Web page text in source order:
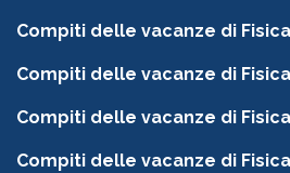
Compiti delle vacanze di
Compiti delle vacanze di
Compiti delle vacanze di
Compiti delle vacanze di